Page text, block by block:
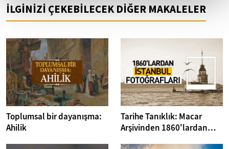
İLGİNİZİ ÇEKEBİLECEK DİĞER MAKALELER
Toplumsal bir dayanışma:
Ahilik
Tarihe Tanıklık: Macar
Arşivinden 1860'lardan